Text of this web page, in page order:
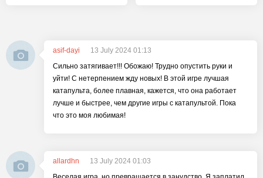
asif-dayi
13 July 2024 01:13
Сильно затягивает!!! Обожаю! Трудно опустить руки и
уйти! С нетерпением жду новых! В этой игре лучшая
катапульта, более плавная, кажется, что она работает
лучше и быстрее, чем другие игры с катапультой. Пока
что это моя любимая!
allardhn
13 July 2024 01:03